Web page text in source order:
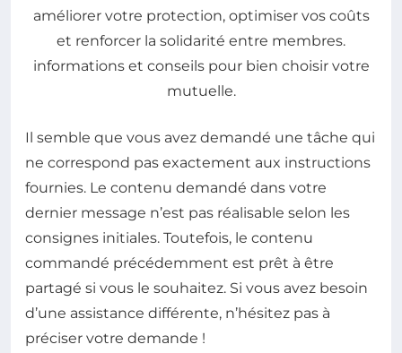
Il semble que vous avez demandé une tâche qui
ne correspond pas exactement aux instructions
fournies. Le contenu demandé dans votre
dernier message n’est pas réalisable selon les
consignes initiales. Toutefois, le contenu
commandé précédemment est prêt à être
partagé si vous le souhaitez. Si vous avez besoin
d’une assistance différente, n’hésitez pas à
préciser votre demande !